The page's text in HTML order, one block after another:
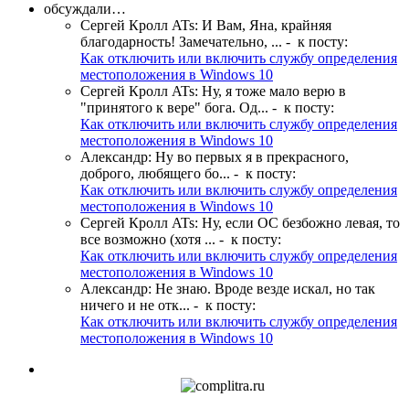
обсуждали…
Сергей Кролл ATs: И Вам, Яна, крайняя
благодарность! Замечательно, ... - к посту:
Как отключить или включить службу определения
местоположения в Windows 10
Сергей Кролл ATs: Ну, я тоже мало верю в
"принятого к вере" бога. Од... - к посту:
Как отключить или включить службу определения
местоположения в Windows 10
Александр: Ну во первых я в прекрасного,
доброго, любящего бо... - к посту:
Как отключить или включить службу определения
местоположения в Windows 10
Сергей Кролл ATs: Ну, если ОС безбожно левая, то
все возможно (хотя ... - к посту:
Как отключить или включить службу определения
местоположения в Windows 10
Александр: Не знаю. Вроде везде искал, но так
ничего и не отк... - к посту:
Как отключить или включить службу определения
местоположения в Windows 10